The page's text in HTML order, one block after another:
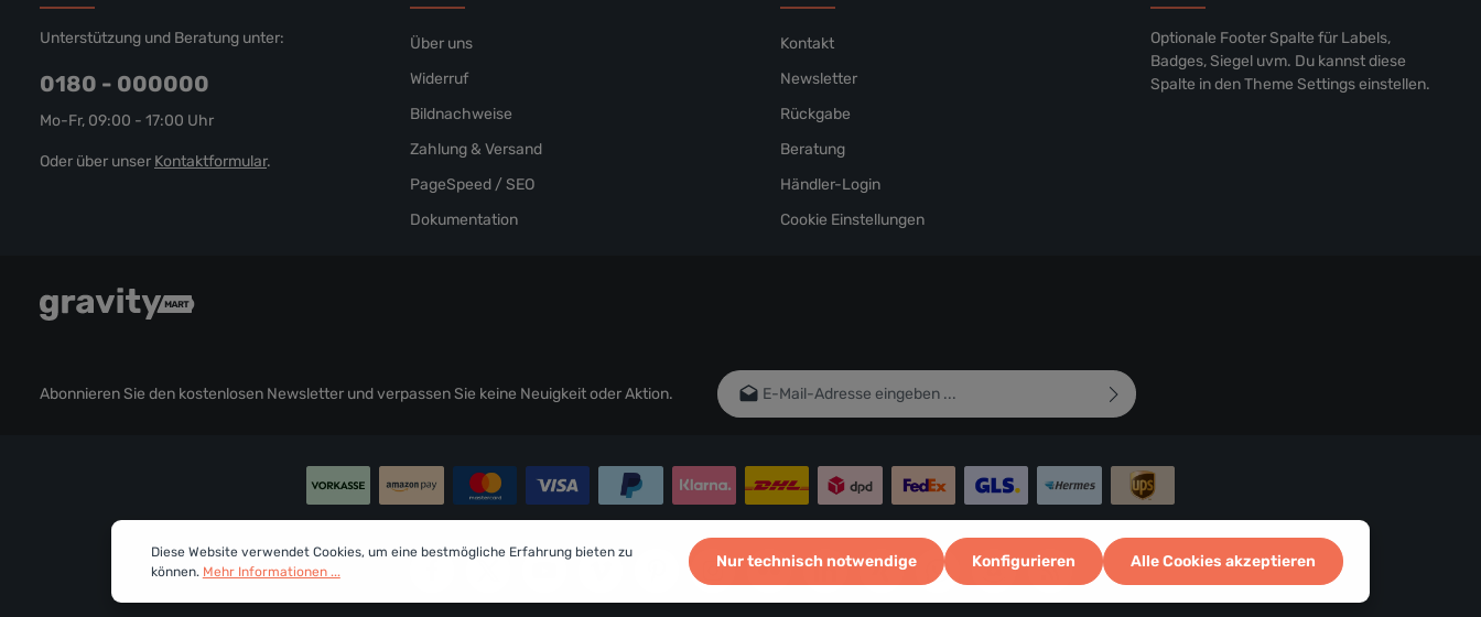
Abonnieren Sie den kostenlosen Newsletter und verpassen Sie keine Neuigkeit oder Aktion.
E-Mail-Adresse*
einverstanden.
Zeichen ein*
Optionale Footer Spalte für Labels,
Badges, Siegel uvm. Du kannst diese
Spalte in den Theme Settings einstellen.
Unterstützung und Beratung unter:
0180 - 000000
Mo-Fr, 09:00 - 17:00 Uhr
Oder über unser Kontaktformular.
Über uns
Widerruf
Bildnachweise
Zahlung & Versand
PageSpeed / SEO
Dokumentation
Kontakt
Newsletter
Rückgabe
Beratung
Händler-Login
Cookie Einstellungen
Diese Website verwendet Cookies, um eine bestmögliche Erfahrung bieten zu
können. Mehr Informationen ...
Nur technisch notwendige Konfigurieren Alle Cookies akzeptieren